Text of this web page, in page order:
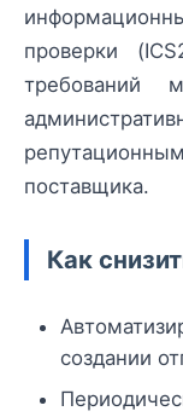
проверки
требований
поставщика.
Как
создании